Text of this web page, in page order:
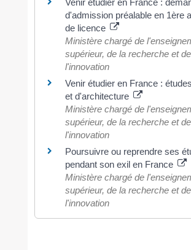
Venir étudier en France :
d'admission préalable en 1ère
de licence
Ministère chargé de
supérieur, de la recherche et de
l'innovation
Venir étudier en France :
et d'architecture
Ministère chargé de
supérieur, de la recherche et de
l'innovation
Poursuivre ou reprendre ses
pendant son exil en France
Ministère chargé de
supérieur, de la recherche et de
l'innovation